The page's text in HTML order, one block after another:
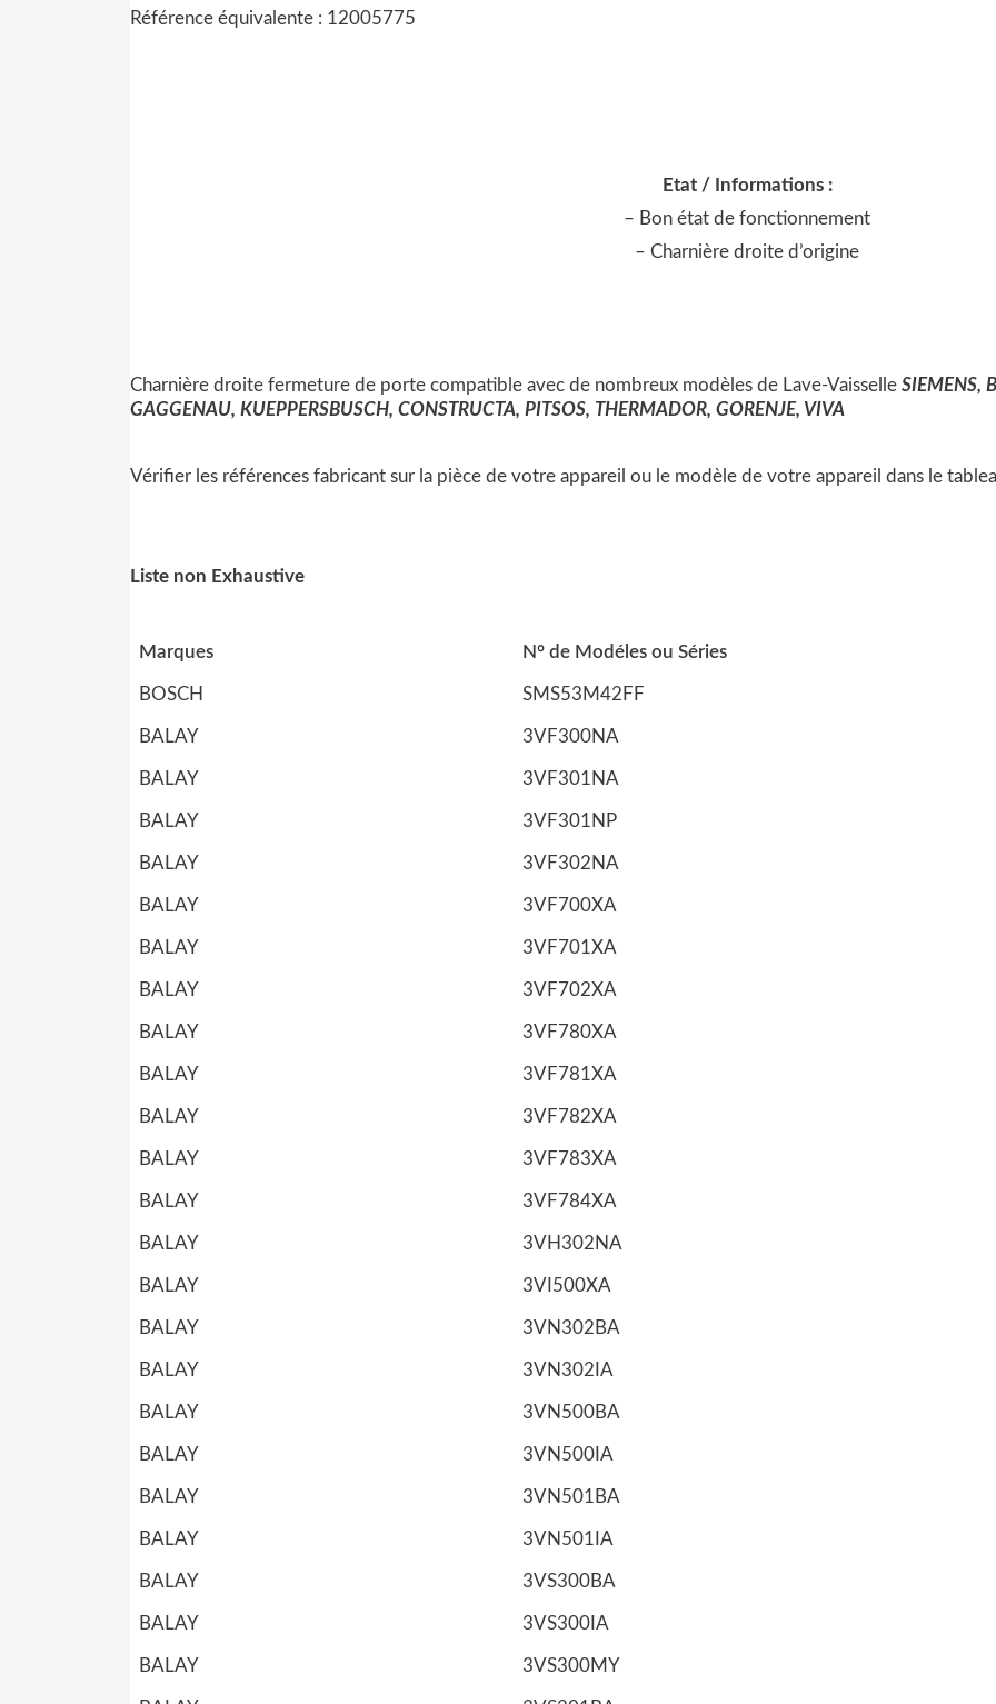
Référence équivalente : 12005775
Etat / Informations :
– Bon état de fonctionnement
– Charnière droite d’origine
Charnière droite fermeture de porte compatible avec de nombreux modèles de Lave-Vaisselle SIEMENS,
GAGGENAU, KUEPPERSBUSCH, CONSTRUCTA, PITSOS, THERMADOR, GORENJE, VIVA
Vérifier les références fabricant sur la pièce de votre appareil ou le modèle de votre appareil dans le
Liste non Exhaustive
Marques N° de Modéles ou Séries
BOSCH SMS53M42FF
BALAY 3VF300NA
BALAY 3VF301NA
BALAY 3VF301NP
BALAY 3VF302NA
BALAY 3VF700XA
BALAY 3VF701XA
BALAY 3VF702XA
BALAY 3VF780XA
BALAY 3VF781XA
BALAY 3VF782XA
BALAY 3VF783XA
BALAY 3VF784XA
BALAY 3VH302NA
BALAY 3VI500XA
BALAY 3VN302BA
BALAY 3VN302IA
BALAY 3VN500BA
BALAY 3VN500IA
BALAY 3VN501BA
BALAY 3VN501IA
BALAY 3VS300BA
BALAY 3VS300IA
BALAY 3VS300MY